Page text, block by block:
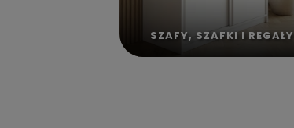
SZAFY, SZAFKI I REGAŁY